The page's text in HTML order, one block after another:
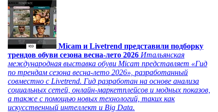
Micam и Livetrend представили подборку
трендов обуви сезона весна-лето 2026 Итальянская
международная выставка обуви Micam представляет «Гид
по трендам сезона весна-лето 2026», разработанный
совместно с Livetrend. Гид разработан на основе анализа
социальных сетей, онлайн-маркетплейсов и модных показов,
а также с помощью новых технологий, таких как
искусственный интеллект и Big Data.